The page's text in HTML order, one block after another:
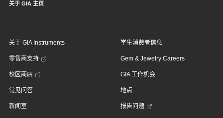
关于 GIA 主页
关于 GIA Instruments
零售商支持
校区商店
常见问答
新闻室
学生消费者信息
Gem & Jewelry Careers
GIA 工作机会
地点
报告问题